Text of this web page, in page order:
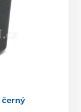
černý